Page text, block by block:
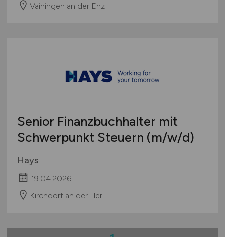
Vaihingen an der Enz
Senior Finanzbuchhalter mit
Schwerpunkt Steuern (m/w/d)
Hays
19.04.2026
Kirchdorf an der Iller